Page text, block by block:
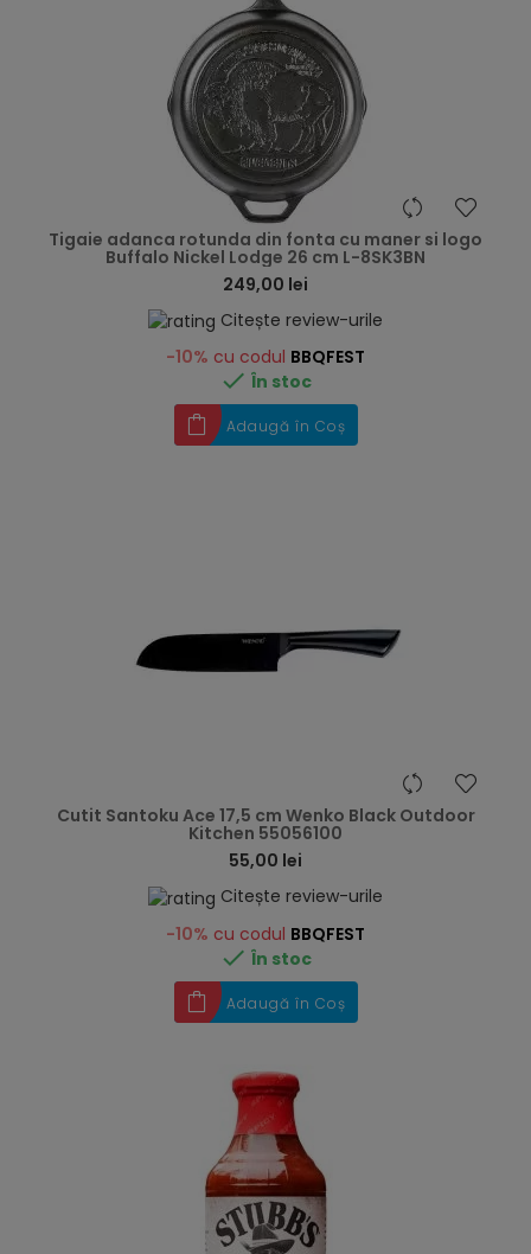
Tigaie adanca rotunda din fonta cu maner si logo
Buffalo Nickel Lodge 26 cm L-8SK3BN
249,00 lei
Citește review-urile
-10% cu codul BBQFEST
 În stoc
Adaugă în Coș
Cutit Santoku Ace 17,5 cm Wenko Black Outdoor
Kitchen 55056100
55,00 lei
Citește review-urile
-10% cu codul BBQFEST
 În stoc
Adaugă în Coș